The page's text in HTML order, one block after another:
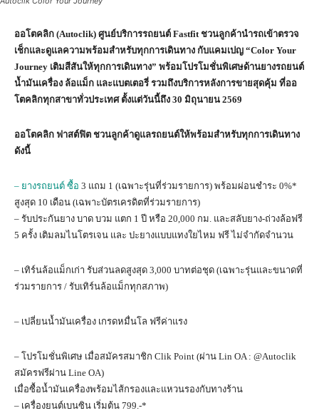
ออโตคลิก (Autoclik) ศูนย์บริการรถยนต์ Fastfit ชวนลูกค้านำรถเข้าตรวจ
เช็กและดูแลความพร้อมสำหรับทุกการเดินทาง กับแคมเปญ “Color Your
Journey เติมสีสันให้ทุกการเดินทาง” พร้อมโปรโมชั่นพิเศษด้านยางรถยนต์
น้ำมันเครื่อง ล้อแม็ก และแบตเตอรี่ รวมถึงบริการหลังการขายสุดคุ้ม ที่ออ
โตคลิกทุกสาขาทั่วประเทศ ตั้งแต่วันนี้ถึง 30 มิถุนายน 2569
ออโตคลิก ฟาสต์ฟิต ชวนลูกค้าดูแลรถยนต์ให้พร้อมสำหรับทุกการเดินทาง
ดังนี้
– ยางรถยนต์ ซื้อ 3 แถม 1 (เฉพาะรุ่นที่ร่วมรายการ) พร้อมผ่อนชำระ 0%*
สูงสุด 10 เดือน (เฉพาะบัตรเครดิตที่ร่วมรายการ)
– รับประกันยาง บาด บวม แตก 1 ปี หรือ 20,000 กม. และสลับยาง-ถ่วงล้อฟรี
5 ครั้ง เติมลมไนโตรเจน และ ปะยางแบบแทงใยไหม ฟรี ไม่จำกัดจำนวน
– เทิร์นล้อแม็กเก่า รับส่วนลดสูงสุด 3,000 บาทต่อชุด (เฉพาะรุ่นและขนาดที่
ร่วมรายการ / รับเทิร์นล้อแม็กทุกสภาพ)
– เปลี่ยนน้ำมันเครื่อง เกรดหมื่นโล ฟรีค่าแรง
– โปรโมชั่นพิเศษ เมื่อสมัครสมาชิก Clik Point (ผ่าน Lin OA : @Autoclik
สมัครฟรีผ่าน Line OA)
เมื่อซื้อน้ำมันเครื่องพร้อมไส้กรองและแหวนรองกับทางร้าน
– เครื่องยนต์เบนซิน เริ่มต้น 799.-*